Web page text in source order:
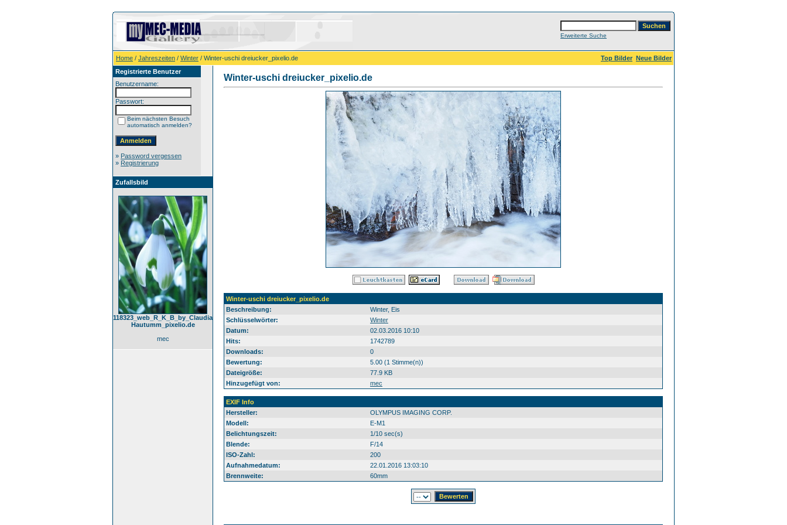
Erweiterte Suche
Home / Jahreszeiten / Winter / Winter-uschi dreiucker_pixelio.de Top Bilder Neue Bilder
Registrierte Benutzer
Benutzername:
Passwort:
Beim nächsten Besuch
automatisch anmelden?
» Password vergessen
» Registrierung
Zufallsbild
118323_web_R_K_B_by_Claudia
Hautumm_pixelio.de
mec
Winter-uschi dreiucker_pixelio.de
Winter-uschi dreiucker_pixelio.de
Beschreibung:
Winter, Eis
Schlüsselwörter:
Winter
Datum:
02.03.2016 10:10
Hits:
1742789
Downloads:
0
Bewertung:
5.00 (1 Stimme(n))
Dateigröße:
77.9 KB
Hinzugefügt von:
mec
EXIF Info
Hersteller:
OLYMPUS IMAGING CORP.
Modell:
E-M1
Belichtungszeit:
1/10 sec(s)
Blende:
F/14
ISO-Zahl:
200
Aufnahmedatum:
22.01.2016 13:03:10
Brennweite:
60mm